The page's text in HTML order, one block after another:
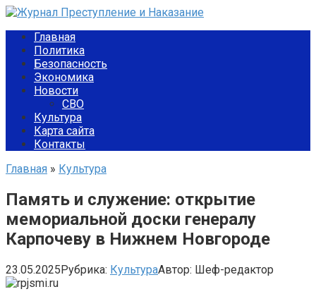
Перейти
контентуГлавная
Политика
Безопасность
Экономика
Новости
СВО
Культура
Карта сайта
Контакты
Главная » Культура
Память и служение: открытие
мемориальной доски генералу
Карпочеву в Нижнем Новгороде
23.05.2025Рубрика: КультураАвтор: Шеф-редактор